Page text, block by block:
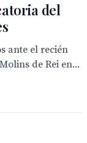
del
ante el recién
de Rei en...